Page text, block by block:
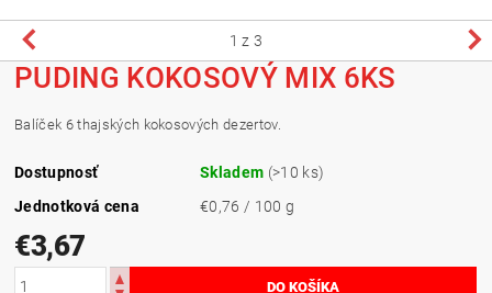
1 z 3
PUDING KOKOSOVÝ MIX 6KS
Balíček 6 thajských kokosových dezertov.
Dostupnosť Skladem (>10 ks)
Jednotková cena
€0,76 / 100 g
€3,67